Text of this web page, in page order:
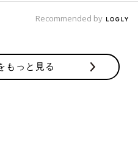
Recommended by
もっと見る